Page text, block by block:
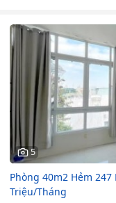
5
Phòng 40m2 Hẻm
Triệu/Tháng